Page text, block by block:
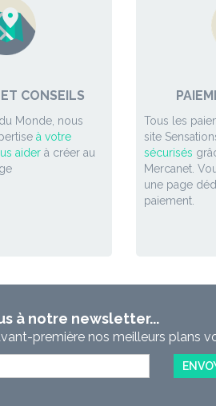
CONSEILS
Monde, nous
à votre
aider à créer au
Tous les
site
sécurisés
Mercanet.
une page
paiement.
à notre newsletter...
première nos meilleurs plans